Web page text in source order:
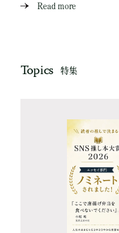
Read more
Topics 特集